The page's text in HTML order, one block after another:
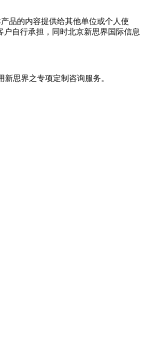
品的内容提供给其他单位或个人使
自行承担，同时北京新思界国际信息
思界之专项定制咨询服务。